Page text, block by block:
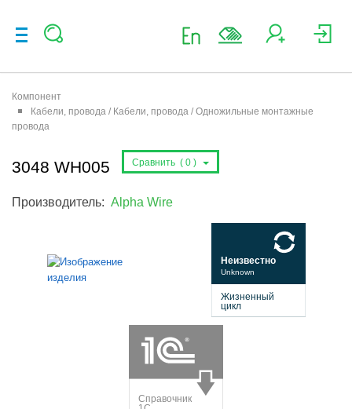
Компонент
Кабели, провода / Кабели, провода / Одножильные монтажные
провода
3048 WH005 Сравнить ( 0 )
Производитель: Alpha Wire